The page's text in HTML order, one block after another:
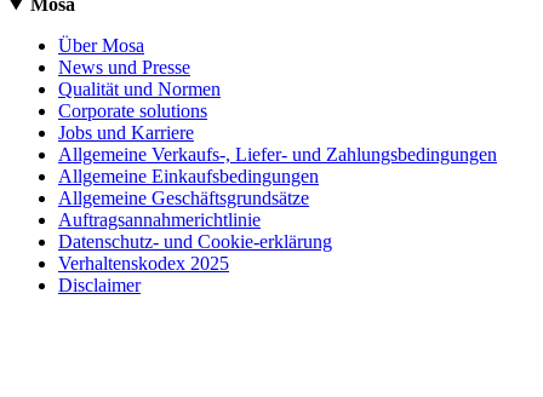
Mosa
Über Mosa
News und Presse
Qualität und Normen
Corporate solutions
Jobs und Karriere
Allgemeine Verkaufs-, Liefer- und Zahlungsbedingungen
Allgemeine Einkaufsbedingungen
Allgemeine Geschäftsgrundsätze
Auftragsannahmerichtlinie
Datenschutz- und Cookie-erklärung
Verhaltenskodex 2025
Disclaimer